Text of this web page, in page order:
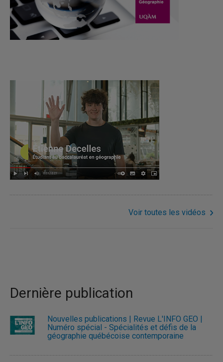
Voir toutes les vidéos
Dernière publication
Nouvelles publications | Revue L'INFO GÉO |
Numéro spécial - Spécialités et défis de la
géographie québécoise contemporaine